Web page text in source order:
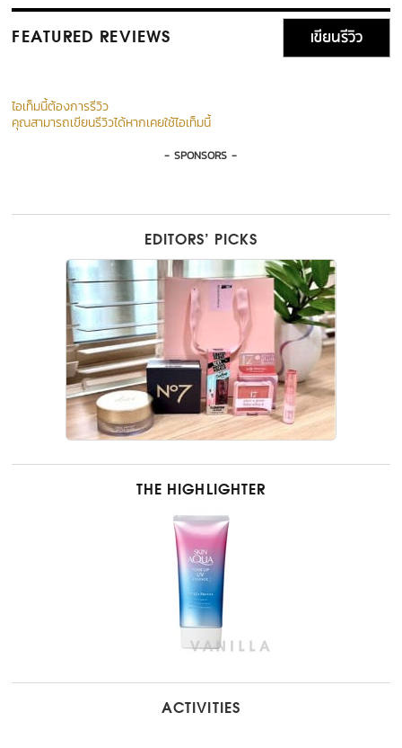
FEATURED REVIEWS เขียนรีวิว
ไอเท็มนี้ต้องการรีวิว
คุณสามารถเขียนรีวิวได้หากเคยใช้ไอเท็มนี้
- SPONSORS -
EDITORS’ PICKS
THE HIGHLIGHTER
ACTIVITIES